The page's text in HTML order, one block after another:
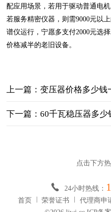
配应用场景，若用于驱动普通电
若服务精密仪器，则需9000元以
谱仪运行，宁愿多支付2000元选
价格减半的老旧设备。
下一篇：60千瓦稳压器多少
点击下方
24小时热线：
首页 荣誉证书 代理商申